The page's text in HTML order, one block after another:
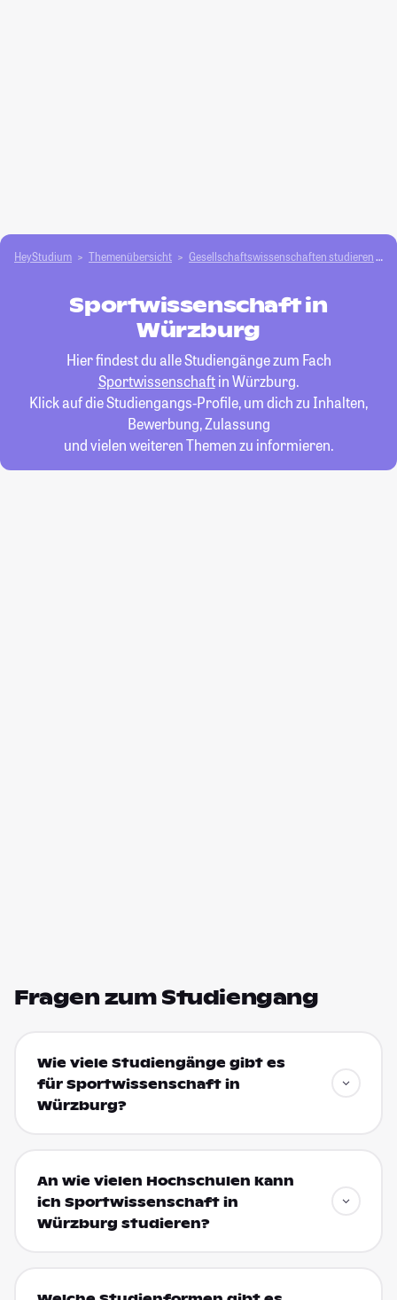
HeyStudium Themenübersicht Gesellschafts­­wissenschaften studieren
Sportwissenschaft in
Würzburg
Hier findest du alle Studiengänge zum Fach
Sportwissenschaftin Würzburg.
Klick auf die Studiengangs-Profile, um dich zu Inhalten,
Bewerbung, Zulassung
und vielen weiteren Themen zu informieren.
Fragen zum Studiengang
Wie viele Studiengänge gibt es
für Sportwissenschaft in
Würzburg?
An wie vielen Hochschulen kann
ich Sportwissenschaft in
Würzburg studieren?